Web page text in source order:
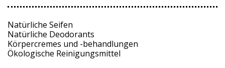
Natürliche Seifen
Natürliche Deodorants
Körpercremes und -behandlungen
Ökologische Reinigungsmittel